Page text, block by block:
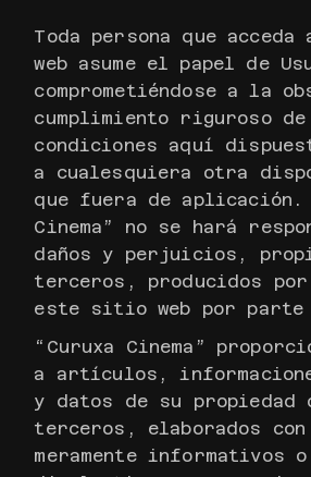
Toda persona que
web asume el papel de
comprometiéndose a la
cumplimiento riguroso
condiciones aquí
a cualesquiera otra
que fuera de aplicación.
Cinema” no se hará
daños y perjuicios,
terceros, producidos
este sitio web por parte
“Curuxa Cinema”
a artículos,
y datos de su propiedad
terceros, elaborados
meramente informativos o